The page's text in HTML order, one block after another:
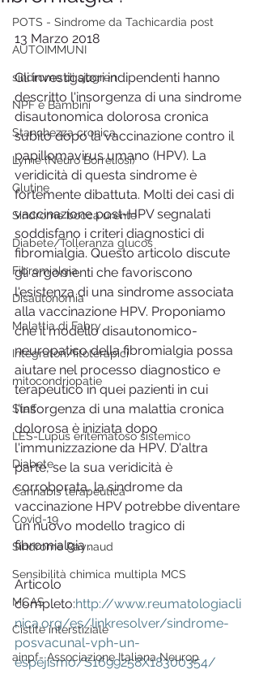
POTS - Sindrome da Tachicardia post
AUTOIMMUNI
sindrome di sjogren
NPF e Bambini
Stanchezza cronica
Lyme (Neuro Borreliosi)
Glutine
Sindrome bocca urente
Diabete/Tolleranza glucos
Fibromialgia
Disautonomia
Malattia di Fabry
Integratori/fitoterapici
mitocondriopatie
Staff
LES-Lupus eritematoso sistemico
Diabete
Cannabis terapeutica
Covid-19
Sindrome Raynaud
Sensibilità chimica multipla MCS
MCAS
Cistite interstiziale
ainpf- Associazione Italiana Neurop
13 Marzo 2018
Gli investigatori indipendenti hanno
descritto l'insorgenza di una sindrome
disautonomica dolorosa cronica
subito dopo la vaccinazione contro il
papillomavirus umano (HPV). La
veridicità di questa sindrome è
fortemente dibattuta. Molti dei casi di
vaccinazione post-HPV segnalati
soddisfano i criteri diagnostici di
fibromialgia. Questo articolo discute
gli argomenti che favoriscono
l'esistenza di una sindrome associata
alla vaccinazione HPV. Proponiamo
che il modello disautonomico-
neuropatico della fibromialgia possa
aiutare nel processo diagnostico e
terapeutico in quei pazienti in cui
l'insorgenza di una malattia cronica
dolorosa è iniziata dopo
l'immunizzazione da HPV. D'altra
parte, se la sua veridicità è
corroborata, la sindrome da
vaccinazione HPV potrebbe diventare
un nuovo modello tragico di
fibromialgia .
Articolo
completo:http://www.reumatologiacli
nica.org/es/linkresolver/sindrome-
posvacunal-vph-un-
espejismo/S1699258X18300354/